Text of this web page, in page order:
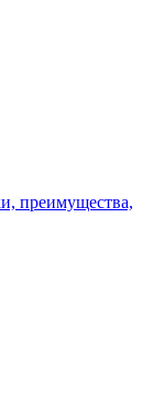
преимущества,